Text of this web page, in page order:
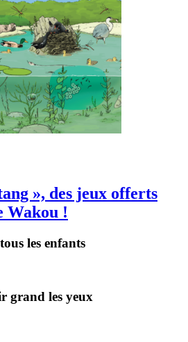
», des jeux offerts
Wakou !
les enfants
grand les yeux